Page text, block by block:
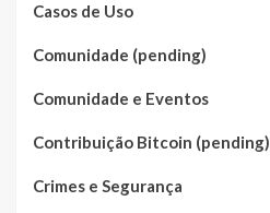
Casos de Uso
Comunidade (pending)
Comunidade e Eventos
Contribuição Bitcoin (pending)
Crimes e Segurança